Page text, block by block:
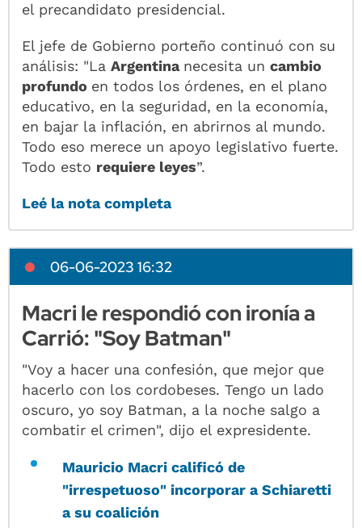
el precandidato presidencial.
El jefe de Gobierno porteño continuó con su
análisis: "LaArgentina necesita uncambio
profundo en todos los órdenes, en el plano
educativo, en la seguridad, en la economía,
en bajar la inflación, en abrirnos al mundo.
Todo eso merece un apoyo legislativo fuerte.
Todo esto requiere leyes”.
Leé la nota completa
06-06-2023 16:32
Macri le respondió con ironía a
Carrió: "Soy Batman"
"Voy a hacer una confesión, que mejor que
hacerlo con los cordobeses. Tengo un lado
oscuro, yo soy Batman, a la noche salgo a
combatir el crimen", dijo el expresidente.
Mauricio Macri calificó de
"irrespetuoso" incorporar a Schiaretti
a su coalición